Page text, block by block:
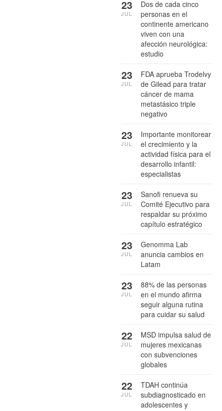
Dos de cada cinco
personas en el
continente americano
viven con una
afección neurológica:
estudio
23
JUL
FDA aprueba Trodelvy
de Gilead para tratar
cáncer de mama
metastásico triple
negativo
23
JUL
Importante monitorear
el crecimiento y la
actividad física para el
desarrollo infantil:
especialistas
23
JUL
Sanofi renueva su
Comité Ejecutivo para
respaldar su próximo
capítulo estratégico
23
JUL
Genomma Lab
anuncia cambios en
Latam
23
JUL
88% de las personas
en el mundo afirma
seguir alguna rutina
para cuidar su salud
23
JUL
MSD impulsa salud de
mujeres mexicanas
con subvenciones
globales
22
JUL
TDAH continúa
subdiagnosticado en
adolescentes y
22
JUL